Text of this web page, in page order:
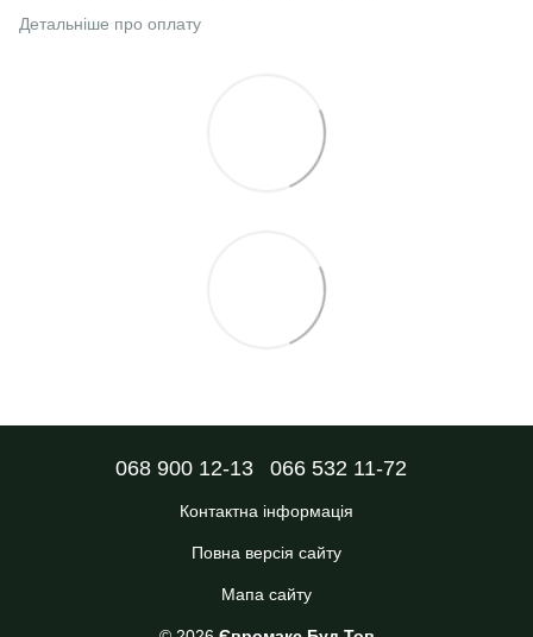
Детальніше про оплату
068 900 12-13 066 532 11-72
Контактна інформація
Повна версія сайту
Мапа сайту